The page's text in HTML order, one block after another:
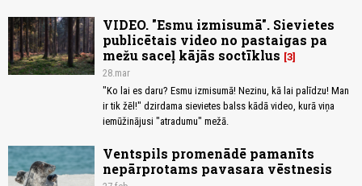
VIDEO. "Esmu izmisumā". Sievietes
publicētais video no pastaigas pa
mežu saceļ kājās soctīklus 3
28.mar
"Ko lai es daru? Esmu izmisumā! Nezinu, kā lai palīdzu! Man
ir tik žēl!" dzirdama sievietes balss kādā video, kurā viņa
iemūžinājusi "atradumu" mežā.
Ventspils promenādē pamanīts
nepārprotams pavasara vēstnesis